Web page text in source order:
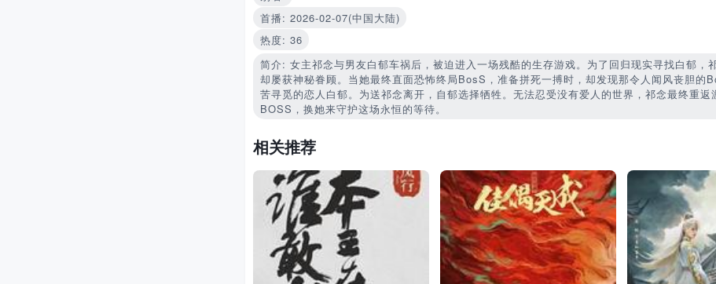
首播: 2026-02-07(中国大陆)
热度: 36
简介: 女主祁念与男友白郁车祸后，被迫进入一场残酷的生存游戏。为了回归现实寻找白郁，
却屡获神秘眷顾。当她最终直面恐怖终局BosS，准备拼死一搏时，却发现那令人闻风丧胆的
苦寻觅的恋人白郁。为送祁念离开，自郁选择牺牲。无法忍受没有爱人的世界，祁念最终重返
BOSS，换她来守护这场永恒的等待。
相关推荐